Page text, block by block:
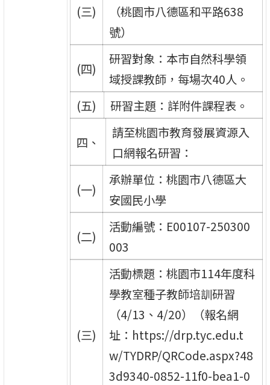
(三)
（桃園市八德區和平路638
號）
(四)
研習對象：本市自然科學領
域授課教師，每場次40人。
(五)
研習主題：詳附件課程表。
四、
請至桃園市教育發展資源入
口網報名研習：
(一)
承辦單位：桃園市八德區大
安國民小學
(二)
活動編號：E00107-250300
003
(三)
活動標題：桃園市114年度科
學教室種子教師培訓研習
（4/13、4/20）（報名網
址：https://drp.tyc.edu.t
w/TYDRP/QRCode.aspx?48
3d9340-0852-11f0-bea1-0